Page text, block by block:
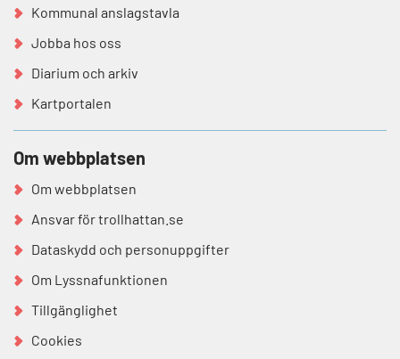
Kommunal anslagstavla
Jobba hos oss
Diarium och arkiv
Kartportalen
Om webbplatsen
Om webbplatsen
Ansvar för trollhattan.se
Dataskydd och personuppgifter
Om Lyssnafunktionen
Tillgänglighet
Cookies